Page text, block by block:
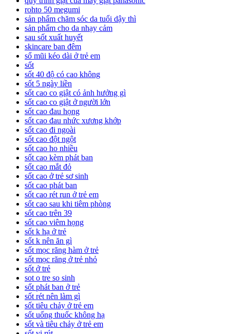
rohto 50 megumi
sản phẩm chăm sóc da tuổi dậy thì
sản phẩm cho da nhạy cảm
sau sốt xuất huyết
skincare ban đêm
sổ mũi kéo dài ở trẻ em
sốt
sốt 40 độ có cao không
sốt 5 ngày liền
sốt cao co giật có ảnh hưởng gì
sốt cao co giật ở người lớn
sốt cao đau họng
sốt cao đau nhức xương khớp
sốt cao đi ngoài
sốt cao đột ngột
sốt cao ho nhiều
sốt cao kèm phát ban
sốt cao mắt đỏ
sốt cao ở trẻ sơ sinh
sốt cao phát ban
sốt cao rét run ở trẻ em
sốt cao sau khi tiêm phòng
sốt cao trên 39
sốt cao viêm họng
sốt k hạ ở trẻ
sốt k nên ăn gì
sốt mọc răng hàm ở trẻ
sốt mọc răng ở trẻ nhỏ
sốt ở trẻ
sot o tre so sinh
sốt phát ban ở trẻ
sốt rét nên làm gì
sốt tiêu chảy ở trẻ em
sốt uống thuốc không hạ
sốt và tiêu chảy ở trẻ em